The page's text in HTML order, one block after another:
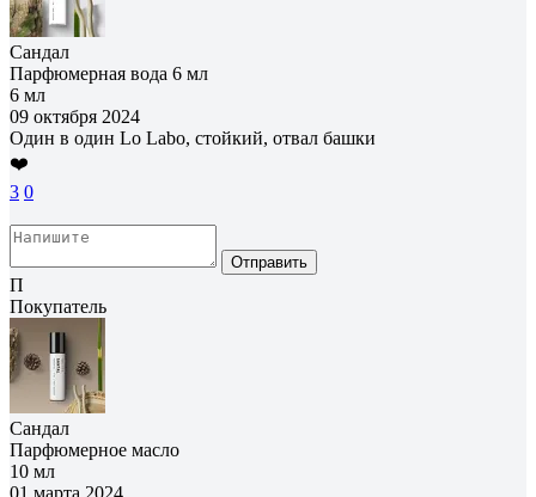
Сандал
Парфюмерная вода 6 мл
6 мл
09 октября 2024
Один в один Lo Labo, стойкий, отвал башки
❤️
3 0
Отправить
П
Покупатель
Сандал
Парфюмерное масло
10 мл
01 марта 2024